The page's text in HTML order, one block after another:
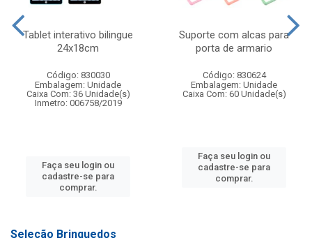
Tablet interativo bilingue
24x18cm
Código: 830030
Embalagem: Unidade
Caixa Com: 36 Unidade(s)
Inmetro: 006758/2019
Faça seu login ou
cadastre-se para
comprar.
Suporte com alcas para
porta de armario
Código: 830624
Embalagem: Unidade
Caixa Com: 60 Unidade(s)
Faça seu login ou
cadastre-se para
comprar.
Seleção Brinquedos